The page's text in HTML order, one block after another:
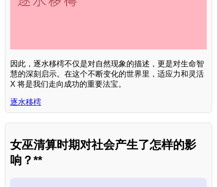
因此，逐水移樗不仅是对自然现象的描述，更是对生命智
慧的深刻启示。在这个不断变化的世界里，适应力和灵活
X 将是我们走向成功的重要法宝。
逐水移樗
女巫清算时期对社会产生了怎样的影
响？**